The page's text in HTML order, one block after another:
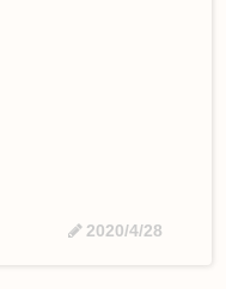
2020/4/28